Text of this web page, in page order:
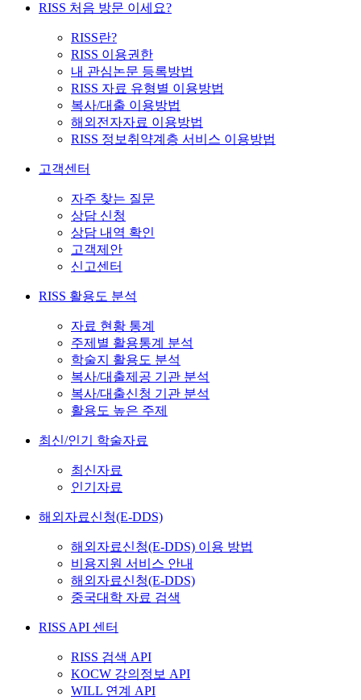
RISS 처음 방문 이세요?
RISS란?
RISS 이용권한
내 관심논문 등록방법
RISS 자료 유형별 이용방법
복사/대출 이용방법
해외전자자료 이용방법
RISS 정보취약계층 서비스 이용방법
고객센터
자주 찾는 질문
상담 신청
상담 내역 확인
고객제안
신고센터
RISS 활용도 분석
자료 현황 통계
주제별 활용통계 분석
학술지 활용도 분석
복사/대출제공 기관 분석
복사/대출신청 기관 분석
활용도 높은 주제
최신/인기 학술자료
최신자료
인기자료
해외자료신청(E-DDS)
해외자료신청(E-DDS) 이용 방법
비용지원 서비스 안내
해외자료신청(E-DDS)
중국대학 자료 검색
RISS API 센터
RISS 검색 API
KOCW 강의정보 API
WILL 연계 API